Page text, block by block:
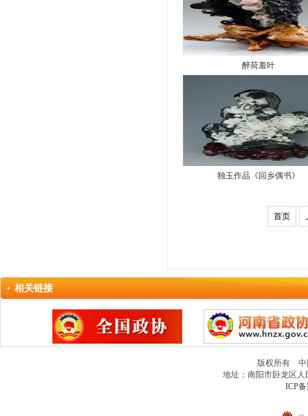
醉荷羞叶
独玉作品《回乡偶书》
首页
相关链接
版权所有 中
地址：南阳市卧龙区
ICP